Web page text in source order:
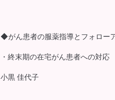
◆がん患者の服薬指導とフォロー
・終末期の在宅がん患者への対応
小黒 佳代子